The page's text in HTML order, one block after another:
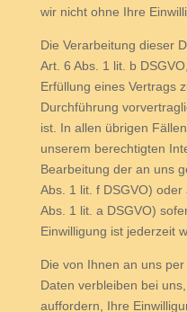
wir nicht ohne Ihre
Die Verarbeitung dieser
Art. 6 Abs. 1 lit. b
Erfüllung eines Vertrags
Durchführung
ist. In allen übrigen
unserem berechtigten
Bearbeitung der an uns
Abs. 1 lit. f DSGVO)
Abs. 1 lit. a DSGVO)
Einwilligung ist jederzeit
Die von Ihnen an uns
Daten verbleiben bei
auffordern, Ihre